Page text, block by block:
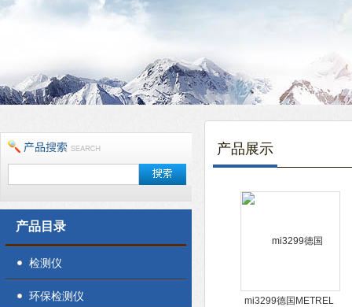
产品目录
检测仪
环保检测仪
产品展示
mi3299德国METREL